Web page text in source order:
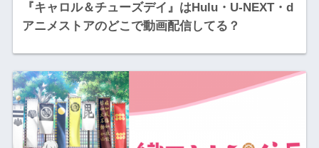
『キャロル＆チューズデイ』はHulu・U-NEXT・d
アニメストアのどこで動画配信してる？